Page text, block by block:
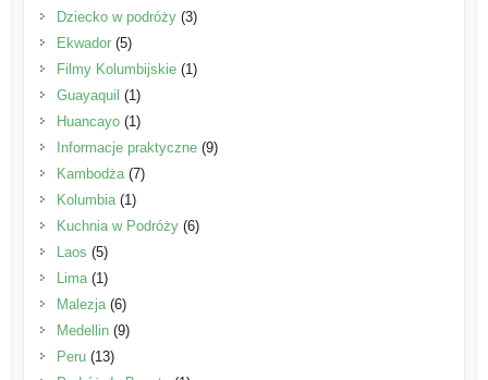
Dziecko w podróży(3)
Ekwador(5)
Filmy Kolumbijskie(1)
Guayaquil (1)
Huancayo(1)
Informacje praktyczne(9)
Kambodża(7)
Kolumbia(1)
Kuchnia w Podróży(6)
Laos (5)
Lima(1)
Malezja(6)
Medellin(9)
Peru(13)